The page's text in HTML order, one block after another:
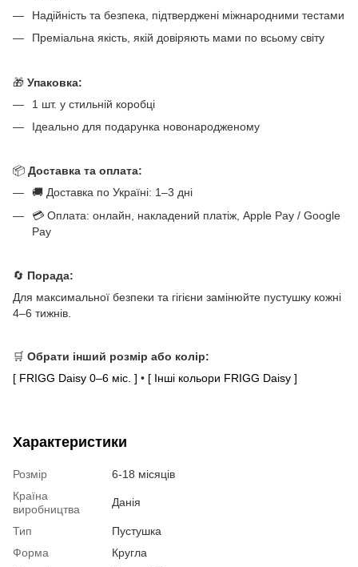
Надійність та безпека, підтверджені міжнародними тестами
Преміальна якість, якій довіряють мами по всьому світу
🎁 Упаковка:
1 шт. у стильній коробці
Ідеально для подарунка новонародженому
📦 Доставка та оплата:
🚚 Доставка по Україні: 1–3 дні
💳 Оплата: онлайн, накладений платіж, Apple Pay / Google
Pay
🔄 Порада:
Для максимальної безпеки та гігієни замінюйте пустушку кожні
4–6 тижнів.
🛒 Обрати інший розмір або колір:
[ FRIGG Daisy 0–6 міс. ] • [ Інші кольори FRIGG Daisy ]
Характеристики
Розмір
6-18 місяців
Країна
виробництва
Данія
Тип
Пустушка
Форма
Кругла